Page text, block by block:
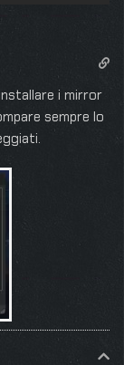
i mirror
sempre lo